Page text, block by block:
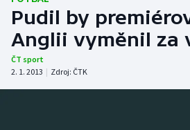
Hokej
Tenis
Atletika
Pudil by
Anglii vyměnil za
ČT sport
2. 1. 2013 | Zdroj: ČTK